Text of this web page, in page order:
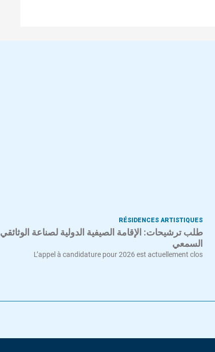
RÉSIDENCES ARTISTIQUES
طلب ترشيحات: الإقامة الصيفية الدولية لصناعة الوثائقي
السمعي
L’appel à candidature pour 2026 est actuellement clos